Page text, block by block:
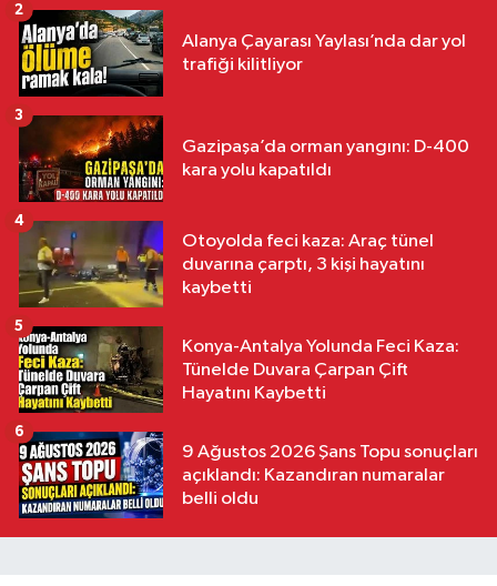
Alanya Çayarası Yaylası’nda dar yol
trafiği kilitliyor
2
Gazipaşa’da orman yangını: D-400
kara yolu kapatıldı
3
Otoyolda feci kaza: Araç tünel
duvarına çarptı, 3 kişi hayatını
kaybetti
4
Konya-Antalya Yolunda Feci Kaza:
Tünelde Duvara Çarpan Çift
Hayatını Kaybetti
5
9 Ağustos 2026 Şans Topu sonuçları
açıklandı: Kazandıran numaralar
belli oldu
6